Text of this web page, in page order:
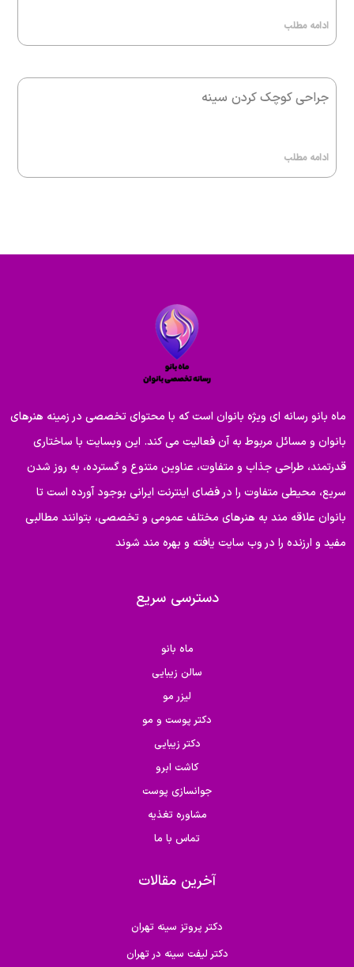
ادامه مطلب
جراحی کوچک کردن سینه
ادامه مطلب
ماه بانو رسانه ای ویژه بانوان است که با محتوای تخصصی در زمینه هنرهای
بانوان و مسائل مربوط به آن فعالیت می کند. این وبسایت با ساختاری
قدرتمند، طراحی جذاب و متفاوت، عناوین متنوع و گسترده، به روز شدن
سریع، محیطی متفاوت را در فضای اینترنت ایرانی بوجود آورده است تا
بانوان علاقه مند به هنرهای مختلف عمومی و تخصصی، بتوانند مطالبی
مفید و ارزنده را در وب سایت یافته و بهره مند شوند
دسترسی سریع
ماه بانو
سالن زیبایی
لیزر مو
دکتر پوست و مو
دکتر زیبایی
کاشت ابرو
جوانسازی پوست
مشاوره تغذیه
تماس با ما
آخرین مقالات
دکتر پروتز سینه تهران
دکتر لیفت سینه در تهران